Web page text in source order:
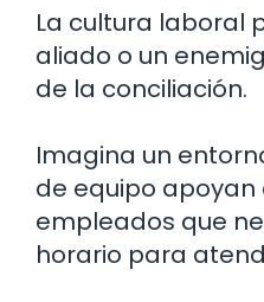
La cultura laboral
aliado o un
de la conciliación.
Imagina un
de equipo
empleados que
horario para